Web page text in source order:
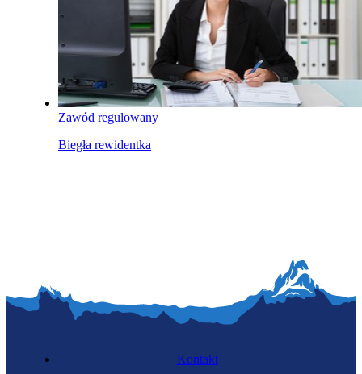
Zawód regulowany
Biegła rewidentka
Kontakt